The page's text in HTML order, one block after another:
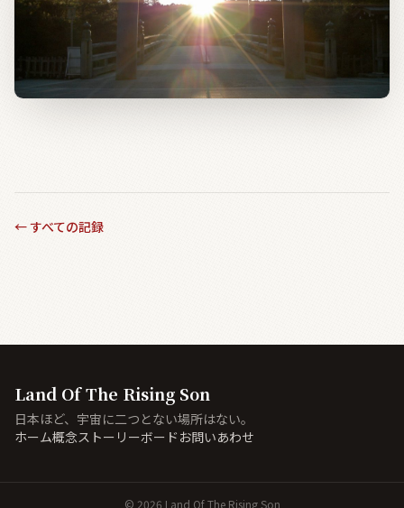
←すべての記録
Land Of The Rising Son
日本ほど、宇宙に二つとない場所はない。
ホーム概念ストーリーボード お問いあわせ
© 2026 Land Of The Rising Son